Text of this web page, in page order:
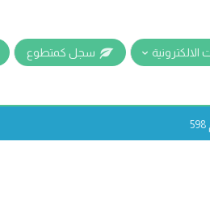
الالكترونية سجل كمتطوع